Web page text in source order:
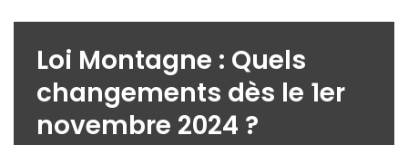
Loi Montagne : Quels
changements dès le 1er
novembre 2024 ?